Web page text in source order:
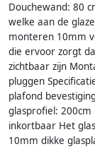
Douchewand: 80
welke aan de
monteren 10mm
die ervoor zorgt
zichtbaar zijn
pluggen
plafond
glasprofiel: 200cm
inkortbaar Het
10mm dikke